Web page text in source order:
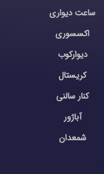
ساعت دیواری
اکسسوری
دیوارکوب
کریستال
کنار سالنی
آباژور
شمعدان